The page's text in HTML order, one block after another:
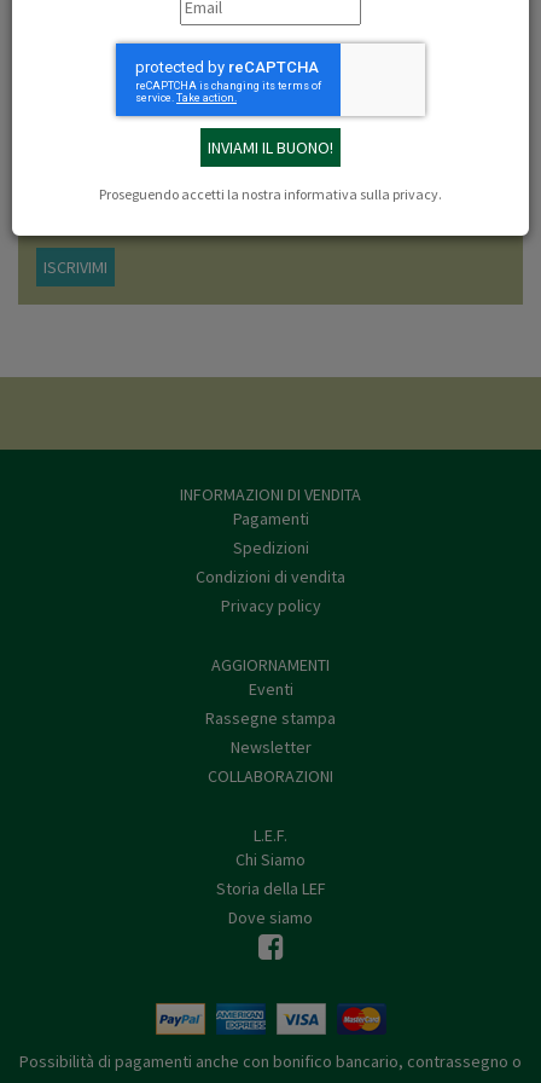
Proseguendo accetti la nostra informativa sulla privacy.
Libri dell'autore: Marshall Sahlins
NEWSLETTER
Iscriviti adesso alla newsletter di LEF Firenze, verrai sempre aggiornato sulle
ISCRIVIMI
INFORMAZIONI DI VENDITA
Pagamenti
Spedizioni
Condizioni di vendita
Privacy policy
AGGIORNAMENTI
Eventi
Rassegne stampa
Newsletter
COLLABORAZIONI
L.E.F.
Chi Siamo
Storia della LEF
Dove siamo
Possibilità di pagamenti anche con bonifico bancario, contrassegno o